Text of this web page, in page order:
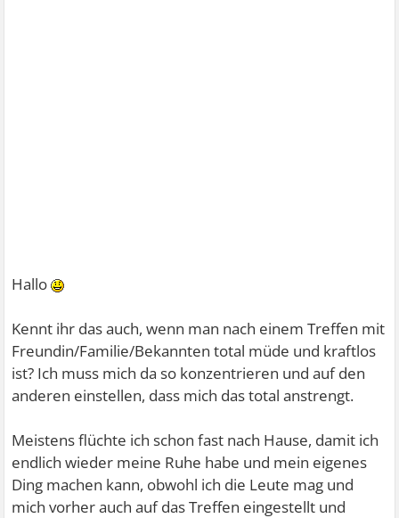
Hallo
Kennt ihr das auch, wenn man nach einem Treffen mit
Freundin/Familie/Bekannten total müde und kraftlos
ist? Ich muss mich da so konzentrieren und auf den
anderen einstellen, dass mich das total anstrengt.
Meistens flüchte ich schon fast nach Hause, damit ich
endlich wieder meine Ruhe habe und mein eigenes
Ding machen kann, obwohl ich die Leute mag und
mich vorher auch auf das Treffen eingestellt und